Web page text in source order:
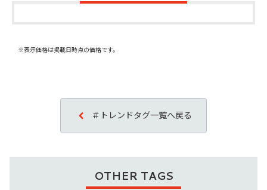
※表示価格は掲載日時点の価格です。
＃トレンドタグ一覧へ戻る
OTHER TAGS